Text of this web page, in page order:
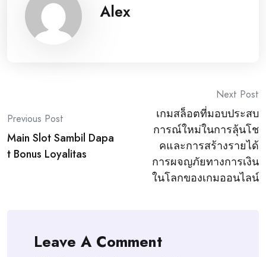
Alex
navigation
Previous Post
Main Slot Sambil Dapa
t Bonus Loyalitas
Next Post
เกมสล็อตที่มอบประสบ
การณ์ใหม่ในการลุ้นโช
คและการสร้างรายได้
การผจญภัยทางการเงิน
ในโลกของเกมออนไลน์
Leave A Comment